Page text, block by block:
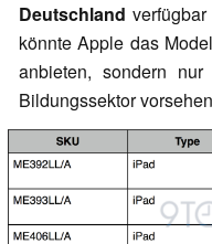
Deutschland
könnte Apple das
anbieten, sondern
Bildungssektor